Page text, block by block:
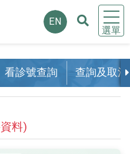
選單
EN
看診號查詢 查詢及取消
料)